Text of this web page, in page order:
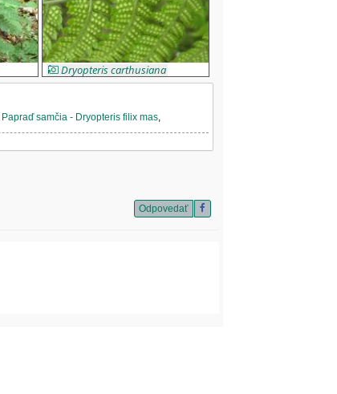
Dryopteris carthusiana
Papraď samčia - Dryopteris filix mas,
Odpovedať